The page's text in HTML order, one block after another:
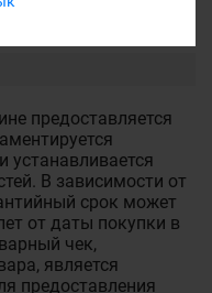
предоставляется
устанавливается
В зависимости от
срок может
от даты покупки в
чек,
является
предоставления